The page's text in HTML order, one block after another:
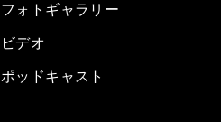
フォトギャラリー
ビデオ
ポッドキャスト